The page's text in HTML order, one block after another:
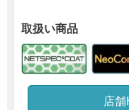
取扱い商品
店